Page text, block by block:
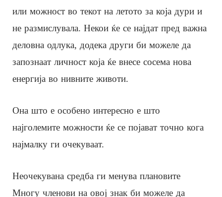
или можност во текот на летото за која дури и
не размислувала. Некои ќе се најдат пред важна
деловна одлука, додека други би можеле да
запознаат личност која ќе внесе сосема нова
енергија во нивните животи.
Она што е особено интересно е што
најголемите можности ќе се појават точно кога
најмалку ги очекуваат.
Неочекувана средба ги менува плановите
Многу членови на овој знак би можеле да